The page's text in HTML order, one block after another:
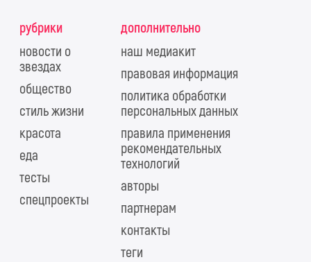
рубрики
новости о
звездах
общество
стиль жизни
красота
еда
тесты
спецпроекты
дополнительно
наш медиакит
правовая информация
политика обработки
персональных данных
правила применения
рекомендательных
технологий
авторы
партнерам
контакты
теги